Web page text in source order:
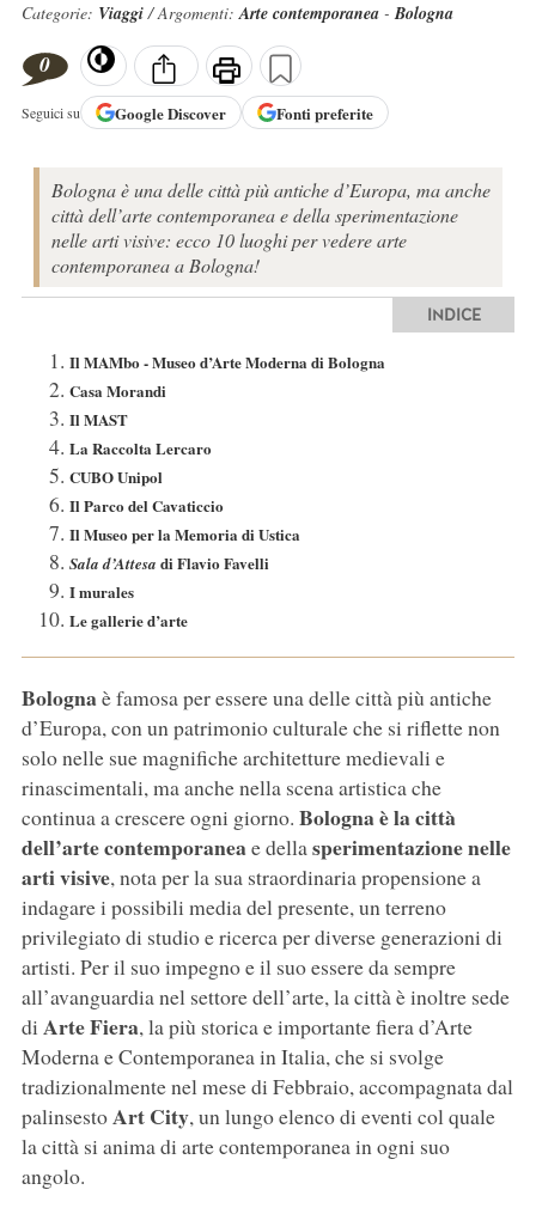
Categorie: Viaggi/ Argomenti:Arte contemporanea-Bologna
0
Seguici su GoogleDiscover Fonti preferite
Bologna è una delle città più antiche d’Europa, ma anche
città dell’arte contemporanea e della sperimentazione
nelle arti visive: ecco 10 luoghi per vedere arte
contemporanea a Bologna!
INDICE
Il MAMbo - Museo d’Arte Moderna di Bologna
Casa Morandi
Il MAST
La Raccolta Lercaro
CUBO Unipol
Il Parco del Cavaticcio
Il Museo per la Memoria di Ustica
Sala d’Attesa di Flavio Favelli
I murales
Le gallerie d’arte
Bolognaè famosa per essere una delle città più antiche
d’Europa, con un patrimonio culturale che si riflette non
solo nelle sue magnifiche architetture medievali e
rinascimentali, ma anche nella scena artistica che
continua a crescere ogni giorno. Bologna è la città
dell’arte contemporaneae dellasperimentazione nelle
arti visive, nota per la sua straordinaria propensione a
indagare i possibili media del presente, un terreno
privilegiato di studio e ricerca per diverse generazioni di
artisti. Per il suo impegno e il suo essere da sempre
all’avanguardia nel settore dell’arte, la città è inoltre sede
di ArteFiera, la più storica e importante fiera d’Arte
Moderna e Contemporanea in Italia, che si svolge
tradizionalmente nel mese di Febbraio, accompagnata dal
palinsestoArt City, un lungo elenco di eventi col quale
la città si anima di arte contemporanea in ogni suo
angolo.